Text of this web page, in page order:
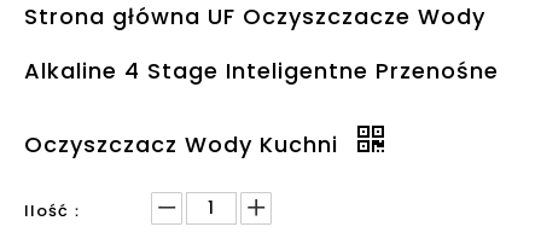
Strona główna UF Oczyszczacze Wody
Alkaline 4 Stage Inteligentne Przenośne
Oczyszczacz Wody Kuchni
Ilość：